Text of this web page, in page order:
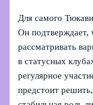
Для самого
Он подтверждает,
рассматривать
в статусных
регулярное
предстоит